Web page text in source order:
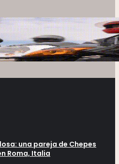
una pareja de Chepes
Roma, Italia